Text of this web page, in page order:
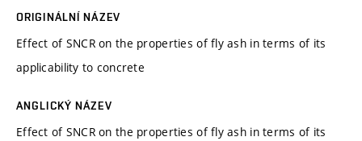
ORIGINÁLNÍ NÁZEV
Effect of SNCR on the properties of fly ash in terms of its
applicability to concrete
ANGLICKÝ NÁZEV
Effect of SNCR on the properties of fly ash in terms of its